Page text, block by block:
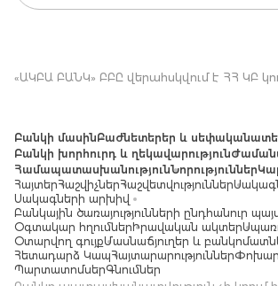
«ԱԿԲԱ ԲԱՆԿ» ԲԲԸ վերահսկվում է ՀՀ ԿԲ
Բանկի մասինԲաժնետերեր և
Բանկի խորհուրդ և ղեկավարություն
ՀամապատասխանությունՆորություններ
ՀայտերՀաշվիչներՀաշվետվություններ
Սակագների արխիվ
Բանկային ծառայությունների ընդհանուր
Օգտակար հղումներ Իրավական ակտեր
Օտարվող գույքՄասնաճյուղեր և
Հետադարձ ԿապՀայտարարություններ
ՊարտատոմսերԳնումներ